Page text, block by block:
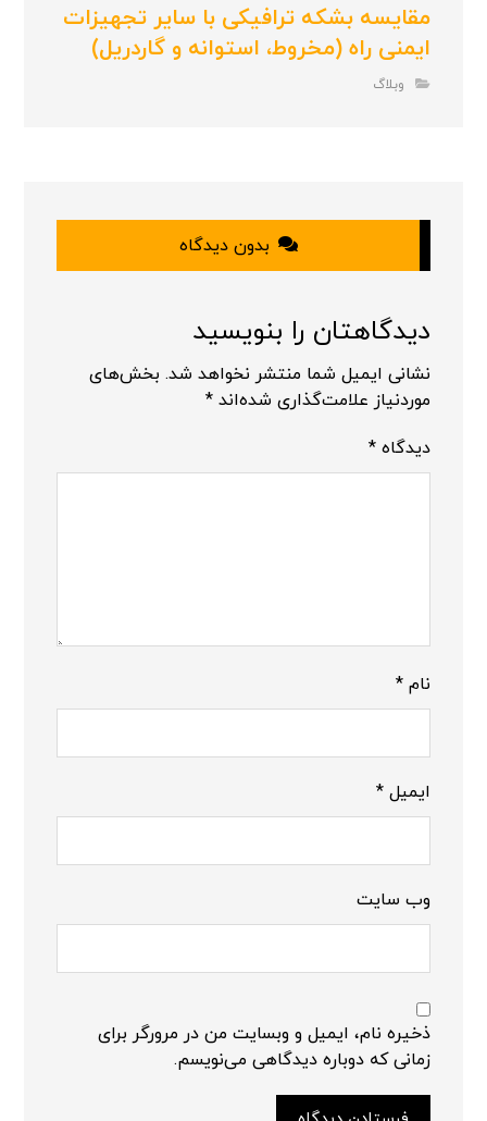
مقایسه بشکه ترافیکی با سایر تجهیزات
ایمنی راه (مخروط، استوانه و گاردریل)
وبلاگ
بدون دیدگاه
دیدگاهتان را بنویسید
نشانی ایمیل شما منتشر نخواهد شد. بخش‌های
موردنیاز علامت‌گذاری شده‌اند*
دیدگاه*
نام*
ایمیل*
وب‌ سایت
ذخیره نام، ایمیل و وبسایت من در مرورگر برای
زمانی که دوباره دیدگاهی می‌نویسم.